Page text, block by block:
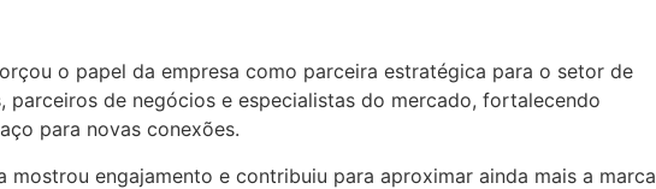
o papel da empresa como parceira estratégica para o setor de
parceiros de negócios e especialistas do mercado, fortalecendo
para novas conexões.
engajamento e contribuiu para aproximar ainda mais a marca